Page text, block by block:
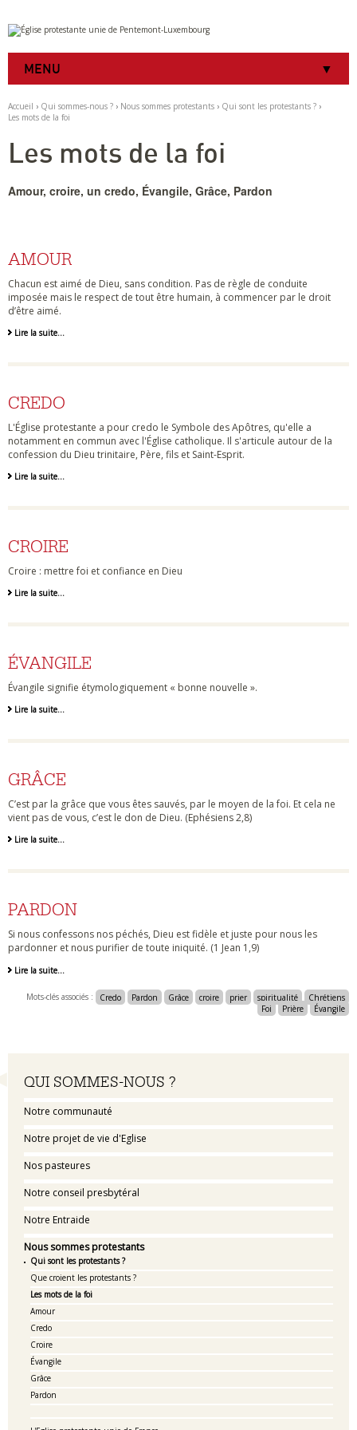
Aller
au
contenu.
à
navigation
Outils
personnels
MENU
Accueil › Qui sommes-nous ? › Nous sommes protestants › Qui sont les protestants ? ›
Les mots de la foi
Navigation
QUI SOMMES-NOUS ?
Notre communauté
Notre projet de vie d'Eglise
Nos pasteures
Notre conseil presbytéral
Notre Entraide
Nous sommes protestants
Qui sont les protestants ?
Que croient les protestants ?
Les mots de la foi
Amour
Credo
Croire
Évangile
Grâce
Pardon
Les mots de la foi
Amour, croire, un credo, Évangile, Grâce, Pardon
AMOUR
Chacun est aimé de Dieu, sans condition. Pas de règle de conduite
imposée mais le respect de tout être humain, à commencer par le droit
d’être aimé.
Lire la suite…
CREDO
L'Église protestante a pour credo le Symbole des Apôtres, qu'elle a
notamment en commun avec l'Église catholique. Il s'articule autour de la
confession du Dieu trinitaire, Père, fils et Saint-Esprit.
Lire la suite…
CROIRE
Croire : mettre foi et confiance en Dieu
Lire la suite…
ÉVANGILE
Évangile signifie étymologiquement « bonne nouvelle ».
Lire la suite…
GRÂCE
C’est par la grâce que vous êtes sauvés, par le moyen de la foi. Et cela ne
vient pas de vous, c’est le don de Dieu. (Ephésiens 2,8)
Lire la suite…
PARDON
Si nous confessons nos péchés, Dieu est fidèle et juste pour nous les
pardonner et nous purifier de toute iniquité. (1 Jean 1,9)
Lire la suite…
Mots-clés associés : Credo Pardon Grâce croire prier spiritualité
Chrétiens
Foi
Prière Évangile